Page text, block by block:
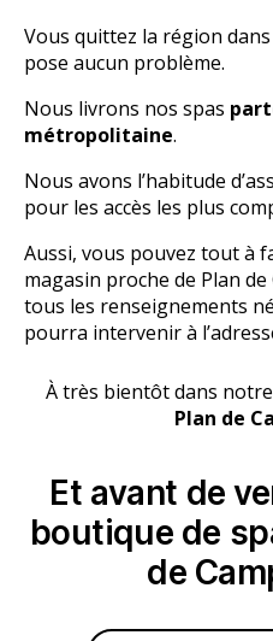
Vous quittez la région
pose aucun problème.
Nous livrons nos spas
métropolitaine.
Nous avons l’habitude
pour les accès les plus
Aussi, vous pouvez tout à
magasin proche de Plan
tous les renseignements
pourra intervenir à
À très bientôt dans notre
Plan de
Et avant de
boutique de
de